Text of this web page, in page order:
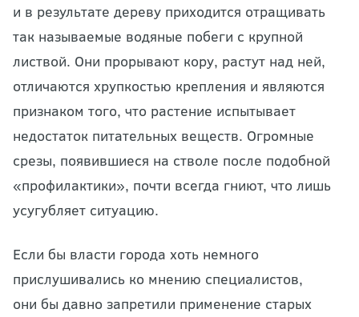
и в результате дереву приходится отращивать
так называемые водяные побеги с крупной
листвой. Они прорывают кору, растут над ней,
отличаются хрупкостью крепления и являются
признаком того, что растение испытывает
недостаток питательных веществ. Огромные
срезы, появившиеся на стволе после подобной
«профилактики», почти всегда гниют, что лишь
усугубляет ситуацию.
Если бы власти города хоть немного
прислушивались ко мнению специалистов,
они бы давно запретили применение старых